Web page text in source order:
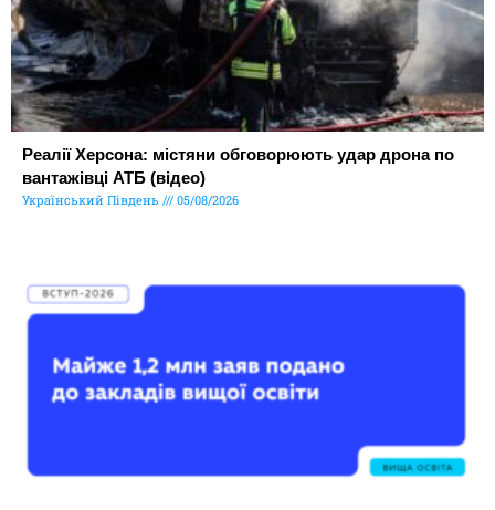
Реалії Херсона: містяни обговорюють удар дрона по
вантажівці АТБ (відео)
Український Південь 05/08/2026